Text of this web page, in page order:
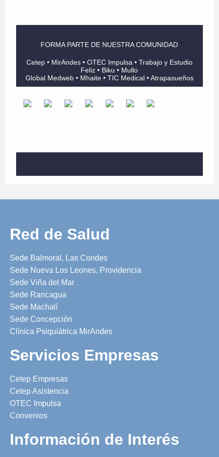
FORMA PARTE DE NUESTRA COMUNIDAD
Cetep • MirAndes • OTEC Impulsa • Trabajo y Estudio
Feliz • Biku • Mullo
Global Medweb • Mhaite • TIC Medical • Atrapasueños
Red de Salud
Sede Balmoral, Las Condes
Sede Nueva Los Leones, Providencia
Sede Viña del Mar
Sede Rancagua
Sede Machalí
Sede Concepción
Clínica Psiquiátrica MirAndes
Servicios Empresas
Cetep Empresas
Cetep Asistencia
OTEC Impulsa
Convenios
Información de Interés